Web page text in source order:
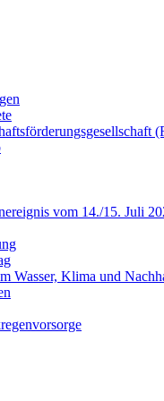
vom 14./15. Juli
Wasser, Klima und